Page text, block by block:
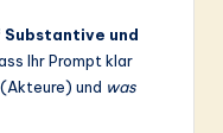
Substantive und
Ihr Prompt klar
und was